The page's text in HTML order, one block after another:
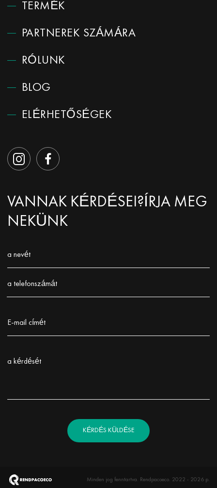
TERMÉK
PARTNEREK SZÁMÁRA
RÓLUNK
BLOG
ELÉRHETŐSÉGEK
VANNAK KÉRDÉSEI? ÍRJA MEG
NEKÜNK
a nevét
a telefonszámát
E-mail címét
a kérdését
KÉRDÉS KÜLDÉSE
Minden jog fenntartva. Rendpacoeco. 2022 - 2026 р.